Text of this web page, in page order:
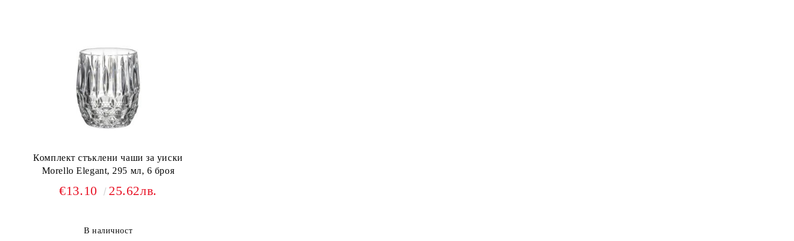
Комплект стъклени чаши за уиски
Morello Elegant, 295 мл, 6 броя
€13.10 25.62лв.
В наличност